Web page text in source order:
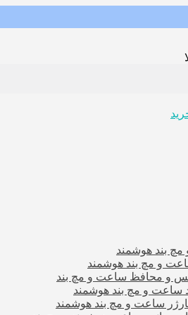
بند هوشمند
و مچ بند هوشمند
و محافظ ساعت و مچ بند
ساعت و مچ بند هوشمند
ساعت و مچ بند هوشمند